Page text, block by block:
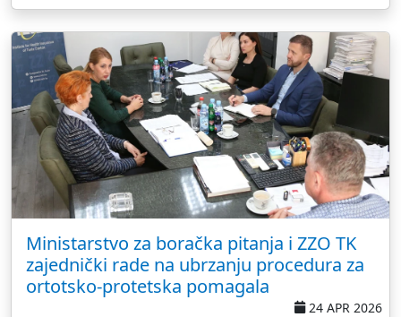
Ministarstvo za boračka pitanja i ZZO TK
zajednički rade na ubrzanju procedura za
ortotsko-protetska pomagala
24 APR 2026